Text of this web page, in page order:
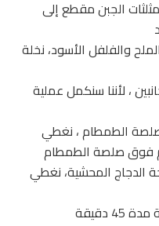
الجبن مقطع إلى
والفلفل الأسود، نخلة
، لأننا سنكمل عملية
الطمطام ، نغطي
فوق صلصة الطمطام
الدجاج المحشية، نغطي